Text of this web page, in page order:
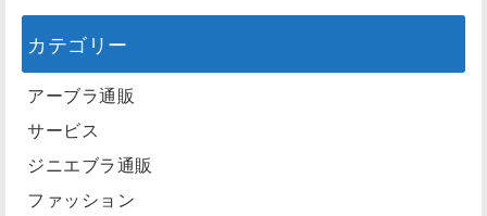
カテゴリー
アーブラ通販
サービス
ジニエブラ通販
ファッション